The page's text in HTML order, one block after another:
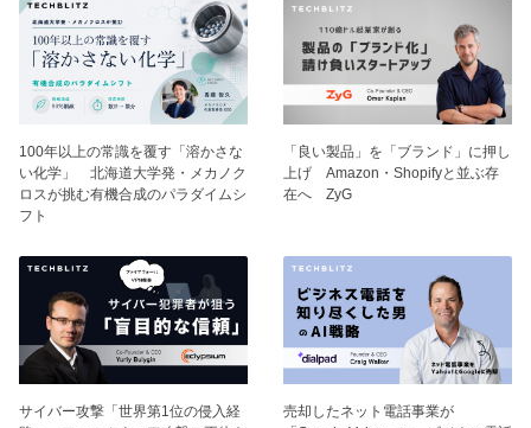
100年以上の常識を覆す「溶かさな
い化学」 北海道大学発・メカノク
ロスが挑む有機合成のパラダイムシ
フト
「良い製品」を「ブランド」に押し
上げ Amazon・Shopifyと並ぶ存
在へ ZyG
サイバー攻撃「世界第1位の侵入経
売却したネット電話事業が